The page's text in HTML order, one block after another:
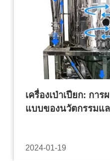
เครื่องเป่าเปียก: กา
แบบของนวัตกรรมแ
2024-01-19